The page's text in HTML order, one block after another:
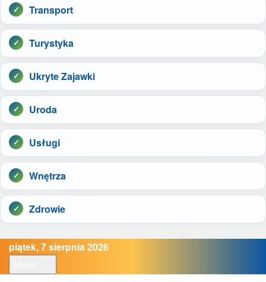
Transport
Turystyka
Ukryte Zajawki
Uroda
Usługi
Wnętrza
Zdrowie
piątek, 7 sierpnia 2026